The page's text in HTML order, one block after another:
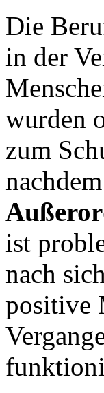
Die
in der
wurden
zum
ist
nach
positive